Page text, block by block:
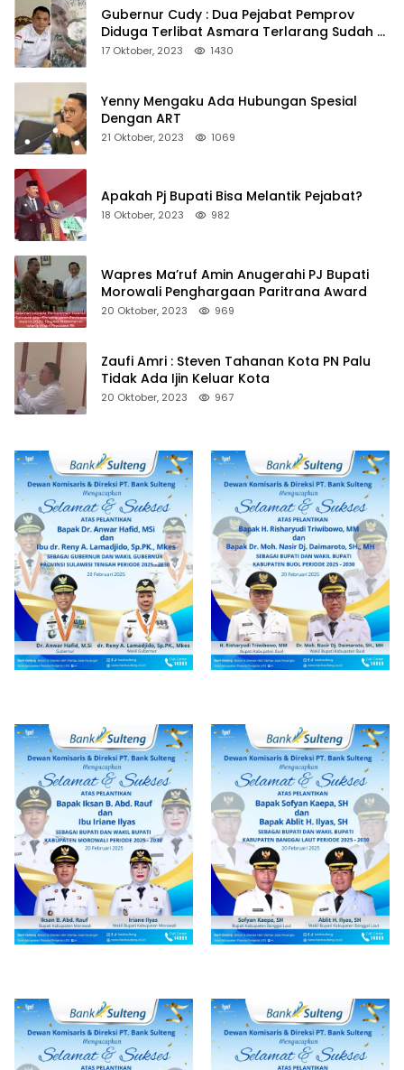
Gubernur Cudy : Dua Pejabat Pemprov
Diduga Terlibat Asmara Terlarang Sudah di
Non Job
17 Oktober, 2023 1430
Yenny Mengaku Ada Hubungan Spesial
Dengan ART
21 Oktober, 2023 1069
Apakah Pj Bupati Bisa Melantik Pejabat?
18 Oktober, 2023 982
Wapres Ma’ruf Amin Anugerahi PJ Bupati
Morowali Penghargaan Paritrana Award
20 Oktober, 2023 969
Zaufi Amri : Steven Tahanan Kota PN Palu
Tidak Ada Ijin Keluar Kota
20 Oktober, 2023 967